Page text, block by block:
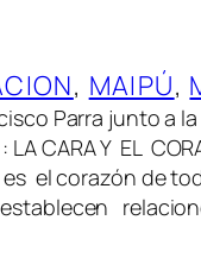
, MAIPÚ,
Parra junto a
CARA Y EL
el corazón de